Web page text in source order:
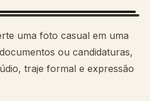
uma foto casual em uma
ou candidaturas,
traje formal e expressão